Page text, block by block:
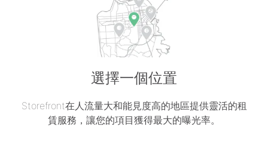
選擇一個位置
Storefront在人流量大和能見度高的地區提供靈活的租
賃服務，讓您的項目獲得最大的曝光率。